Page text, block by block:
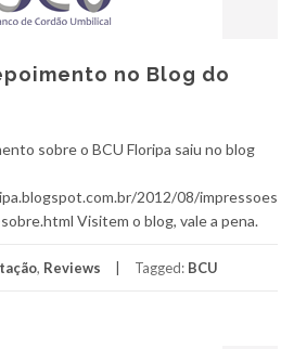
no Blog do
sobre o BCU Floripa saiu no blog
2012/08/impressoes
Visitem o blog, vale a pena.
, Reviews Tagged: BCU